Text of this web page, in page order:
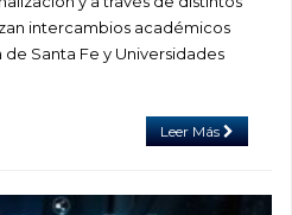
intercambios académicos
Santa Fe y Universidades
Leer Más